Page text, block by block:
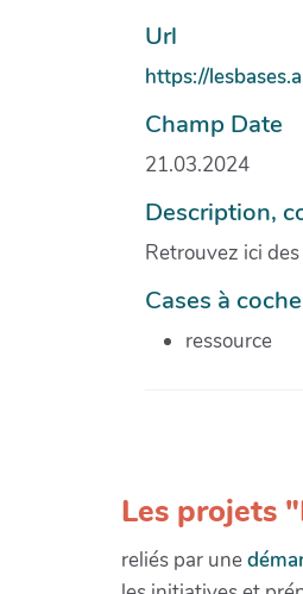
Url
https://
Champ Date
21.03.2024
Description,
Retrouvez ici
Cases à
ressource